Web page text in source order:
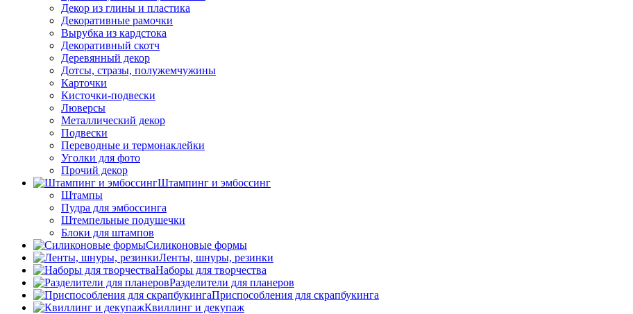
Декор из глины и пластика
Декоративные рамочки
Вырубка из кардстока
Декоративный скотч
Деревянный декор
Дотсы, стразы, полужемчужины
Карточки
Кисточки-подвески
Люверсы
Металлический декор
Подвески
Переводные и термонаклейки
Уголки для фото
Прочий декор
Штампинг и эмбоссинг
Штампы
Пудра для эмбоссинга
Штемпельные подушечки
Блоки для штампов
Силиконовые формы
Ленты, шнуры, резинки
Наборы для творчества
Разделители для планеров
Приспособления для скрапбукинга
Квиллинг и декупаж